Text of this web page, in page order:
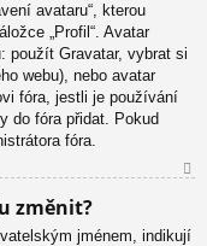
avataru“, kterou
„Profil“. Avatar
použít Gravatar, vybrat si
webu), nebo avatar
fóra, jestli je používání
do fóra přidat. Pokud
fóra.
or
změnit?
jménem, indikují